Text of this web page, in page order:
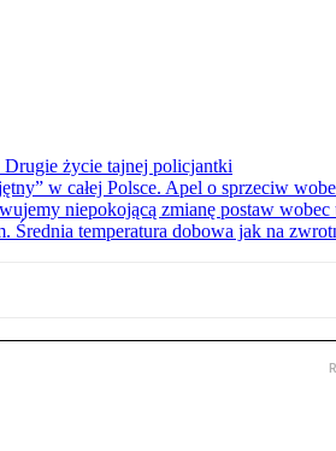
życie tajnej policjantki
w całej Polsce. Apel o sprzeciw
niepokojącą zmianę postaw
Średnia temperatura dobowa jak na